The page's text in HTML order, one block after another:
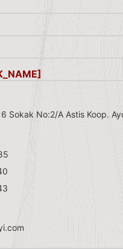
Sokak No:2/A Astis Koop.